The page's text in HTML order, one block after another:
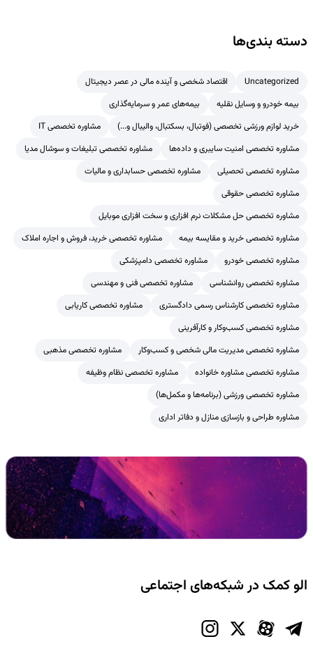
دسته بندی‌ها
Uncategorized
اقتصاد شخصی و آینده مالی در عصر دیجیتال
بیمه خودرو و وسایل نقلیه
بیمه‌های عمر و سرمایه‌گذاری
خرید لوازم ورزشی تخصصی (فوتبال، بسکتبال، والیبال و...)
مشاوره تخصصی IT
مشاوره تخصصی امنیت سایبری و داده‌ها
مشاوره تخصصی تبلیغات و سوشال مدیا
مشاوره تخصصی تحصیلی
مشاوره تخصصی حسابداری و مالیات
مشاوره تخصصی حقوقی
مشاوره تخصصی حل مشکلات نرم افزاری و سخت افزاری موبایل
مشاوره تخصصی خرید و مقایسه بیمه
مشاوره تخصصی خرید، فروش و اجاره املاک
مشاوره تخصصی خودرو
مشاوره تخصصی دامپزشکی
مشاوره تخصصی روانشناسی
مشاوره تخصصی فنی و مهندسی
مشاوره تخصصی کارشناس رسمی دادگستری
مشاوره تخصصی کاریابی
مشاوره تخصصی کسب‌وکار و کارآفرینی
مشاوره تخصصی مدیریت مالی شخصی و کسب‌وکار
مشاوره تخصصی مذهبی
مشاوره تخصصی مشاوره خانواده
مشاوره تخصصی نظام وظیفه
مشاوره تخصصی ورزشی (برنامه‌ها و مکمل‌ها)
مشاوره طراحی و بازسازی منازل و دفاتر اداری
الو کمک در شبکه‌های اجتماعی